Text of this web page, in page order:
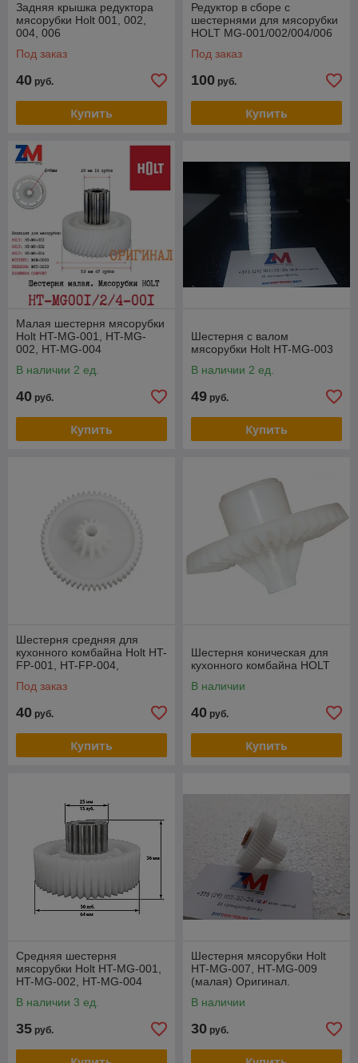
Задняя крышка редуктора
мясорубки Holt 001, 002,
004, 006
Под заказ
40 руб.
Купить
Редуктор в сборе с
шестернями для мясорубки
HOLT MG-001/002/004/006
Под заказ
100 руб.
Купить
Малая шестерня мясорубки
Holt HT-MG-001, HT-MG-
002, HT-MG-004
В наличии 2 ед.
40 руб.
Купить
Шестерня с валом
мясорубки Holt HT-MG-003
В наличии 2 ед.
49 руб.
Купить
Шестерня средняя для
кухонного комбайна Holt HT-
FP-001, HT-FP-004,
Под заказ
40 руб.
Купить
Шестерня коническая для
кухонного комбайна HOLT
В наличии
40 руб.
Купить
Средняя шестерня
мясорубки Holt HT-MG-001,
HT-MG-002, HT-MG-004
В наличии 3 ед.
35 руб.
Шестерня мясорубки Holt
HT-MG-007, HT-MG-009
(малая) Оригинал.
В наличии
30 руб.